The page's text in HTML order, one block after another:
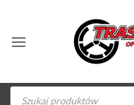
zawartości
Wyszukiwarka
produktów